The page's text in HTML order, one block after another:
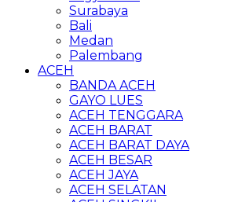
Surabaya
Bali
Medan
Palembang
ACEH
BANDA ACEH
GAYO LUES
ACEH TENGGARA
ACEH BARAT
ACEH BARAT DAYA
ACEH BESAR
ACEH JAYA
ACEH SELATAN